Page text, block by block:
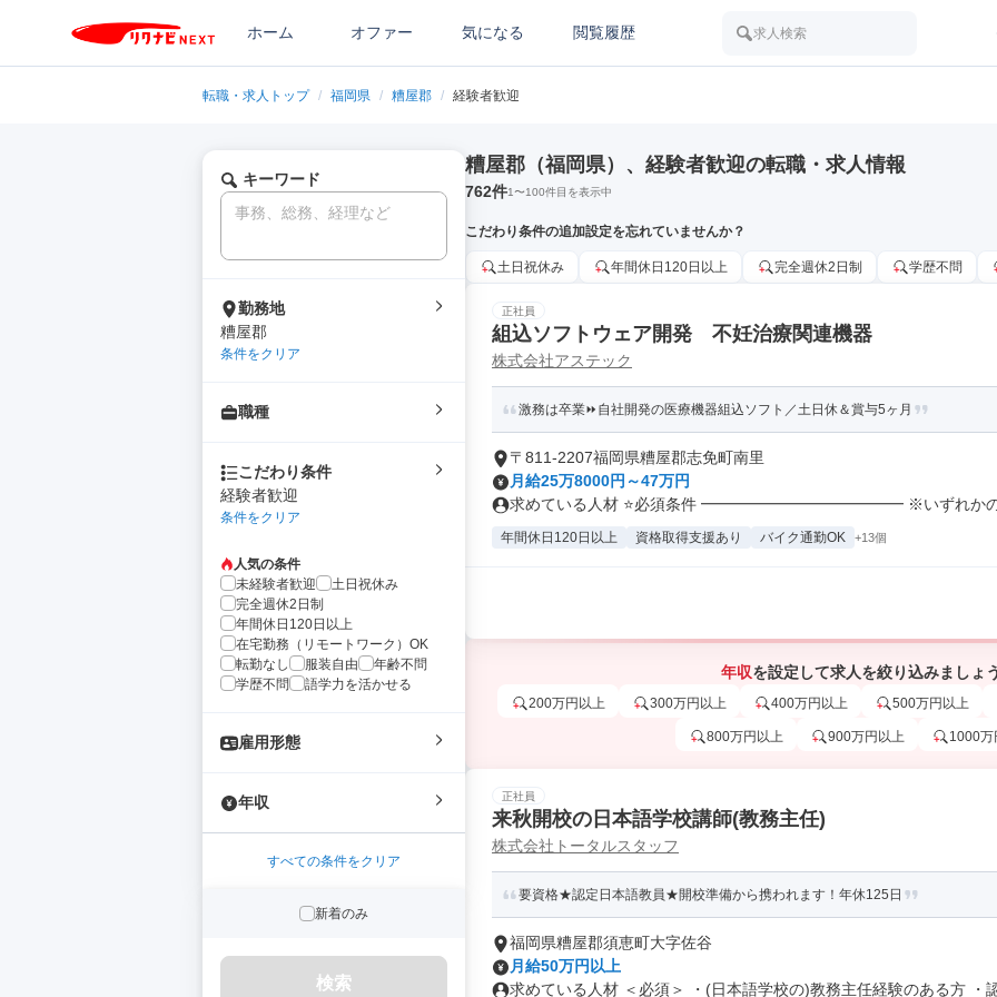
ホーム オファー 気になる 閲覧履歴 求人検索
転職・求人トップ / 福岡県 / 糟屋郡 / 経験者歓迎
キーワード
勤務地
糟屋郡
条件をクリア
職種
こだわり条件
経験者歓迎
条件をクリア
人気の条件
未経験者歓迎
土日祝休み
完全週休2日制
年間休日120日以上
在宅勤務（リモートワーク）OK
転勤なし
服装自由
年齢不問
学歴不問
語学力を活かせる
雇用形態
年収
すべての条件をクリア
新着のみ
検索
糟屋郡（福岡県）、経験者歓迎の転職・求人情報
762件1〜100件目を表示中
こだわり条件の追加設定を忘れていませんか？
土日祝休み 年間休日120日以上 完全週休2日制 学歴不問
正社員
組込ソフトウェア開発 不妊治療関連機器
株式会社アステック
激務は卒業⏩自社開発の医療機器組込ソフト／土日休＆賞与5ヶ月
〒811-2207福岡県糟屋郡志免町南里
月給25万8000円～47万円
求めている人材 ⭐必須条件 ━━━━━━━━━━━━━ ※いずれか
年間休日120日以上 資格取得支援あり バイク通勤OK +13個
年収を設定して求人を絞り込みましょ
200万円以上 300万円以上 400万円以上 500万円以上
800万円以上 900万円以上 1000万
正社員
来秋開校の日本語学校講師(教務主任)
株式会社トータルスタッフ
要資格★認定日本語教員★開校準備から携われます！年休125日
福岡県糟屋郡須恵町大字佐谷
月給50万円以上
求めている人材 ＜必須＞ ・(日本語学校の)教務主任経験のある方 ・